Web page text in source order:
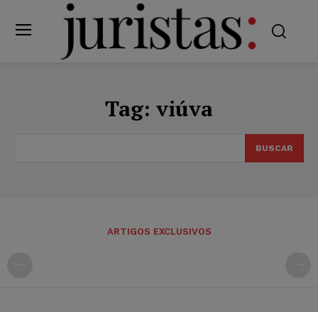
Tag: viúva
BUSCAR
ARTIGOS EXCLUSIVOS